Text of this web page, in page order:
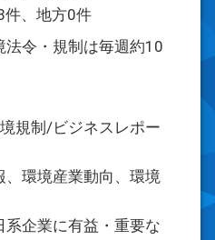
件、地方0件
令・規制は毎週約10
規制/ビジネスレポー
環境産業動向、環境
企業に有益・重要な